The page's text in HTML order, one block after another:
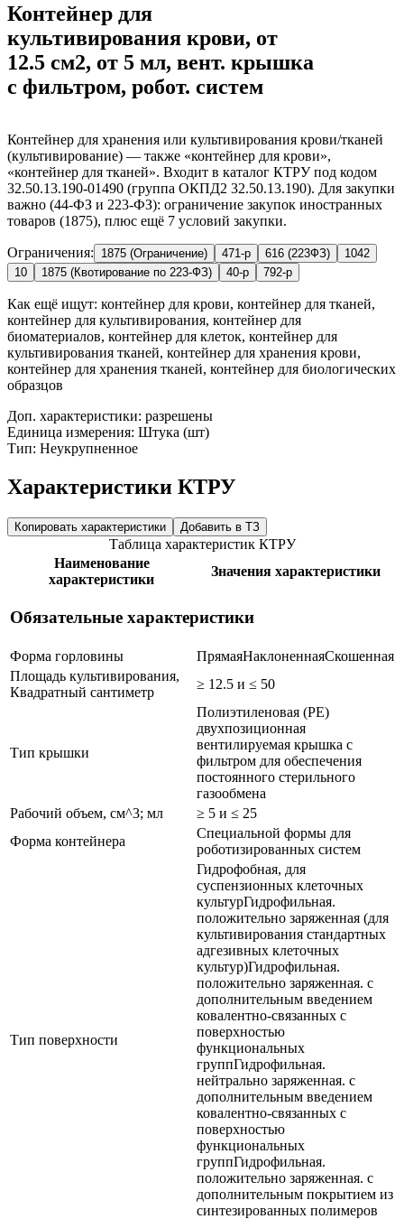
Контейнер для
культивирования крови, от
12.5 см2, от 5 мл, вент. крышка
с фильтром, робот. систем
Контейнер для хранения или культивирования крови/тканей
(культивирование) — также «контейнер для крови»,
«контейнер для тканей». Входит в каталог КТРУ под кодом
32.50.13.190-01490 (группа ОКПД2 32.50.13.190). Для закупки
важно (44-ФЗ и 223-ФЗ): ограничение закупок иностранных
товаров (1875), плюс ещё 7 условий закупки.
Ограничения: 1875 (Ограничение) 471-р 616 (223ФЗ)
1042
10
1875 (Квотирование по 223-ФЗ) 40-р 792-р
Как ещё ищут: контейнер для крови, контейнер для тканей,
контейнер для культивирования, контейнер для
биоматериалов, контейнер для клеток, контейнер для
культивирования тканей, контейнер для хранения крови,
контейнер для хранения тканей, контейнер для биологических
образцов
Доп. характеристики: разрешены
Единица измерения: Штука (шт)
Тип: Неукрупненное
Характеристики КТРУ
Копировать характеристики Добавить в ТЗ
Таблица характеристик КТРУ
Наименование
характеристики
Значения характеристики
Обязательные характеристики
Форма горловины ПрямаяНаклоненнаяСкошенная
Площадь культивирования,
Квадратный сантиметр
≥ 12.5 и ≤ 50
Тип крышки
Полиэтиленовая (PE)
двухпозиционная
вентилируемая крышка с
фильтром для обеспечения
постоянного стерильного
газообмена
Рабочий объем, см^3; мл
≥ 5 и ≤ 25
Форма контейнера
Специальной формы для
роботизированных систем
Тип поверхности
Гидрофобная, для
суспензионных клеточных
культурГидрофильная.
положительно заряженная (для
культивирования стандартных
адгезивных клеточных
культур)Гидрофильная.
положительно заряженная. с
дополнительным введением
ковалентно-связанных с
поверхностью
функциональных
группГидрофильная.
нейтрально заряженная. с
дополнительным введением
ковалентно-связанных с
поверхностью
функциональных
группГидрофильная.
положительно заряженная. с
дополнительным покрытием из
синтезированных полимеров